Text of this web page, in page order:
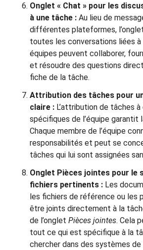
Onglet « Chat » pour les
à une tâche : Au lieu de
différentes plateformes,
toutes les conversations liées à
équipes peuvent collaborer,
et résoudre des questions
fiche de la tâche.
Attribution des tâches pour
claire : L’attribution de tâches
spécifiques de l’équipe garantit
Chaque membre de l’équipe
responsabilités et peut se
tâches qui lui sont assignées
Onglet Pièces jointes pour le
fichiers pertinents : Les
les fichiers de référence ou les
être joints directement à la
de l’onglet Pièces jointes. Cela
tout ce qui est spécifique à la
chercher dans des systèmes